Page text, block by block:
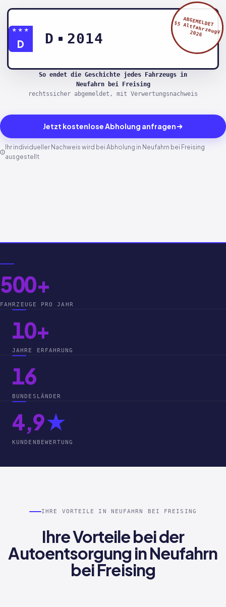
★★★
D D 2014
ABGEMELDET
§5 AltfahrzeugV
2026
So endet die Geschichte jedes Fahrzeugs in
Neufahrn bei Freising
rechtssicher abgemeldet, mit Verwertungsnachweis
Jetzt kostenlose Abholung anfragen
Ihr individueller Nachweis wird bei Abholung in Neufahrn bei Freising
ausgestellt
500+
FAHRZEUGE PRO JAHR
10+
JAHRE ERFAHRUNG
16
BUNDESLÄNDER
4,9★
KUNDENBEWERTUNG
IHRE VORTEILE IN NEUFAHRN BEI FREISING
Ihre Vorteile bei der
Autoentsorgung in Neufahrn
bei Freising